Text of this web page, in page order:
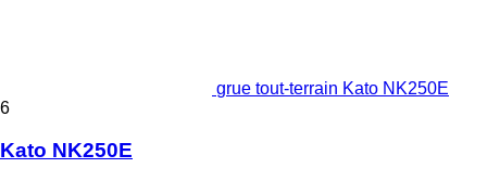
grue tout-terrain Kato NK250E
6
Kato NK250E